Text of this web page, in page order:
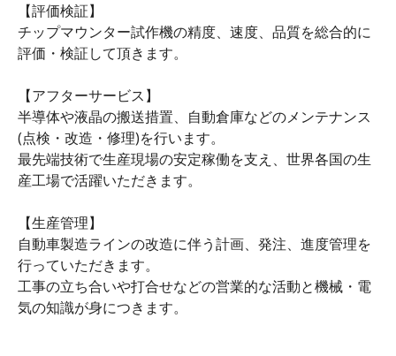
【評価検証】
チップマウンター試作機の精度、速度、品質を総合的に
評価・検証して頂きます。
【アフターサービス】
半導体や液晶の搬送措置、自動倉庫などのメンテナンス
(点検・改造・修理)を行います。
最先端技術で生産現場の安定稼働を支え、世界各国の生
産工場で活躍いただきます。
【生産管理】
自動車製造ラインの改造に伴う計画、発注、進度管理を
行っていただきます。
工事の立ち合いや打合せなどの営業的な活動と機械・電
気の知識が身につきます。